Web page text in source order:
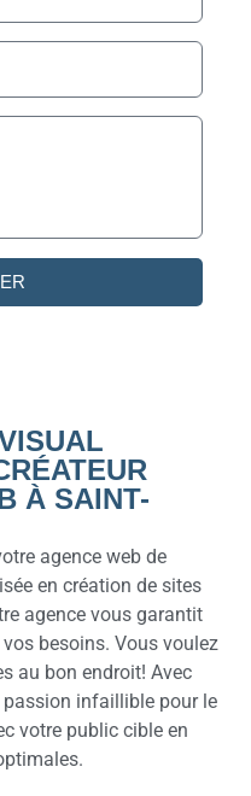
À SAINT-
agence web de
en création de sites
agence vous garantit
besoins. Vous voulez
au bon endroit! Avec
passion infaillible pour le
votre public cible en